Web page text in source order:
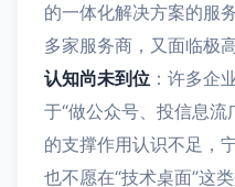
的一体化解决方案的服
多家服务商，又面临极
认知尚未到位 ：许多企
于“做公众号、投信息
的支撑作用认识不足，
也不愿在“技术桌面”这